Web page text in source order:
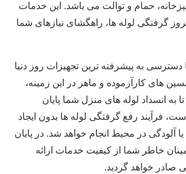
حمام و توالت می‌ باشد. این خدمات
گرفتگی لوله‌ ها، راهگشای نیازهای شما
دسترسی به پیشرفته‌ ترین تجهیزات روز دنیا
های کارآزموده و ماهر در این زمینه،
به انسداد لوله‌ های منزل شما پایان
فرآیند رفع گرفتگی لوله‌ ها بدون ایجاد
آلودگی در محیط انجام خواهد شد. در پایان
خاطر شما از کیفیت خدمات ارائه
صادر خواهد گردید.